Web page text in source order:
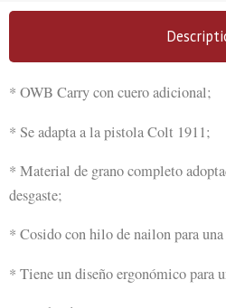
* OWB Carry con cuero adicional;
* Se adapta a la pistola Colt 1911;
* Material de grano completo
desgaste;
* Cosido con hilo de nailon para
* Tiene un diseño ergonómico para